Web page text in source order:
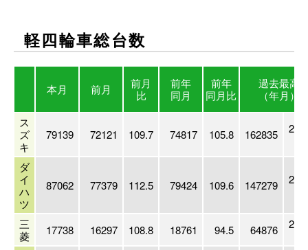
軽四輪車総台数
本月 前月
前月
比
前年
同月
前年
同月比
過去最高
（年月）
ス
ズ
キ
79139 72121 109.7 74817 105.8 162835
ダ
イ
ハ
ツ
87062 77379 112.5 79424 109.6 147279
三
菱
17738 16297 108.8 18761 94.5 64876